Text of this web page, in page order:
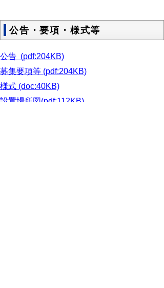
公告・要項・様式等
公告 (pdf:204KB)
募集要項等 (pdf:204KB)
様式 (doc:40KB)
設置場所図(pdf:112KB)